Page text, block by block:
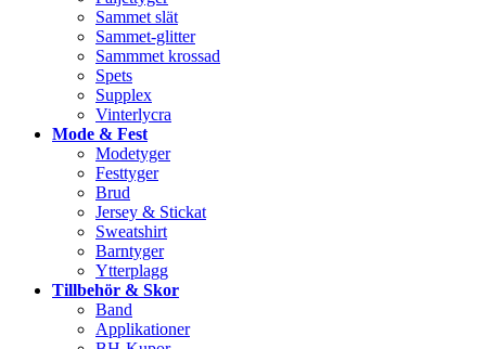
Sammet slät
Sammet-glitter
Sammmet krossad
Spets
Supplex
Vinterlycra
Mode & Fest
Modetyger
Festtyger
Brud
Jersey & Stickat
Sweatshirt
Barntyger
Ytterplagg
Tillbehör & Skor
Band
Applikationer